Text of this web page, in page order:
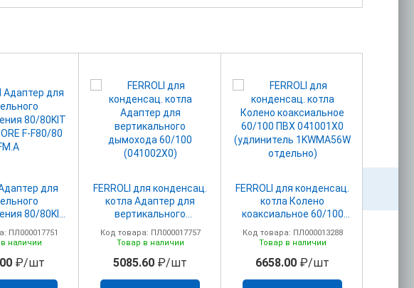
Адаптер для
80/80KIT
F-F80/80
ПЛ000017751
наличии
₽/шт
FERROLI для конденсац.
котла Адаптер для
вертикального
дымохода 60/100
(041002X0)
Код товара: ПЛ000017757
Товар в наличии
5085.60 ₽/шт
FERROLI для конденсац.
котла Колено
коаксиальное 60/100
ПВХ 041001Х0
(удлинитель 1KWMA56W
Код товара: ПЛ000013288
Товар в наличии
6658.00 ₽/шт